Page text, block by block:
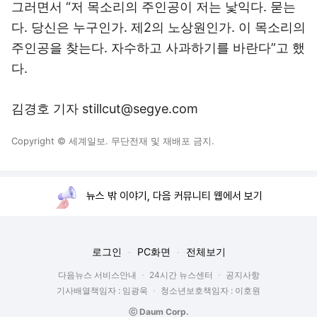
그러면서 “저 목소리의 주인공이 저는 낯익다. 묻는
다. 당신은 누구인가. 제2의 노상원인가. 이 목소리의
주인공을 찾는다. 자수하고 사과하기를 바란다”고 했
다.
김경호 기자 stillcut@segye.com
Copyright © 세계일보. 무단전재 및 재배포 금지.
뉴스 밖 이야기, 다음 커뮤니티 웹에서 보기
로그인 PC화면 전체보기
다음뉴스 서비스안내 24시간 뉴스센터
공지사항
기사배열책임자 : 임광욱
청소년보호책임자 : 이호원
ⓒ Daum Corp.